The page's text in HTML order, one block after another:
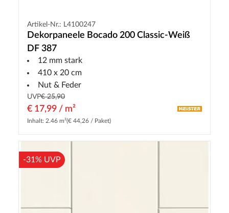
Artikel-Nr.: L4100247
Dekorpaneele Bocado 200 Classic-Weiß
DF 387
12 mm stark
410 x 20 cm
Nut & Feder
UVP€ 25,90
€ 17,99 / m²
Inhalt: 2.46 m²(€ 44,26 / Paket)
-31% UVP